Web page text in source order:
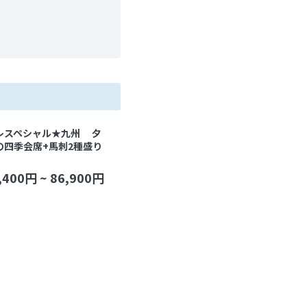
スペシャル★九州 夕
四季会席+馬刺2種盛り
円 ~ 86,900円